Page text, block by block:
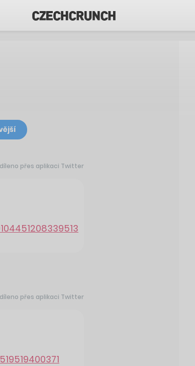
přes aplikaci Twitter
přes aplikaci Twitter